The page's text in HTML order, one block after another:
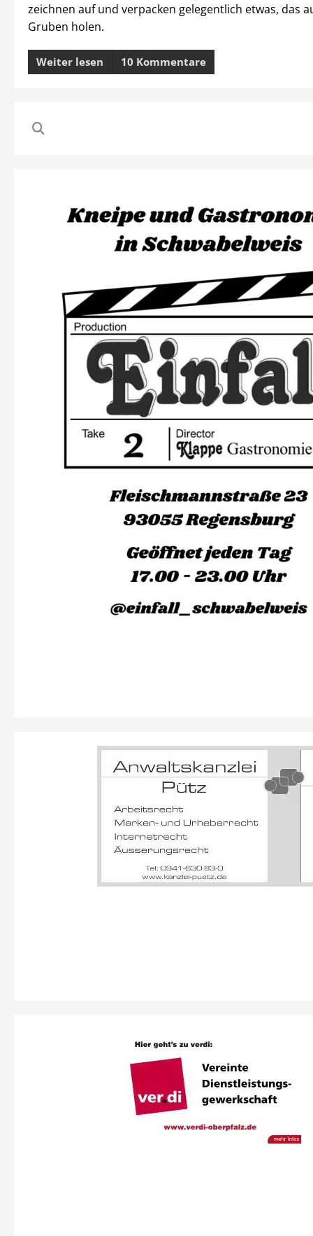
zeichnen auf und verpacken gelegentlich etwas, das
Gruben holen.
Weiter lesen 10 Kommentare